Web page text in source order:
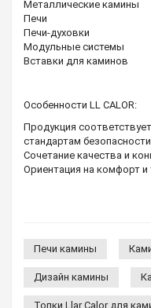
Металлические камины
Печи
Печи-духовки
Модульные системы
Вставки для каминов
Особенности LL CALOR:
Продукция соответствует
стандартам
Сочетание качества и
Ориентация на комфорт
Печи камины
Дизайн камины
Топки Llar Calor для